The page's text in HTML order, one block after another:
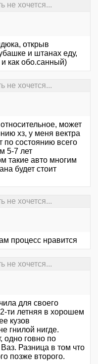
не хочется...
открыв
и штанах еду,
как обо.санный)
не хочется...
может
хз, у меня вектра
по состоянию всего
5-7 лет
такие авто многим
будет стоит
не хочется...
процесс нравится
не хочется...
для своего
ти летняя в хорошем
кузов
гнилой нигде.
одно говно по
Разница в том что
позже второго.